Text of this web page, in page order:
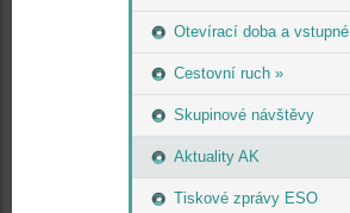
Otevírací doba a vstupné
Cestovní ruch »
Skupinové návštěvy
Aktuality AK
Tiskové zprávy ESO